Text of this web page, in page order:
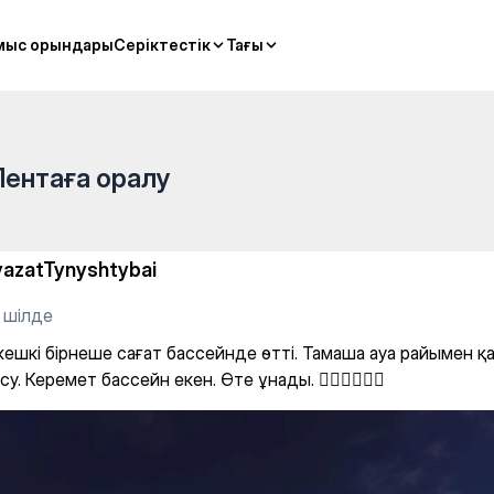
орындарыСеріктестік Тағы
орындарыСеріктестік Тағы
өтті. Тамаша ауа
оралу
шілде
кешкі бірнеше сағат бассейнде өтті. Тамаша ауа райымен
Керемет бассейн екен. Өте ұнады. 🏊‍♀️🚣‍♀️🧜‍♀️